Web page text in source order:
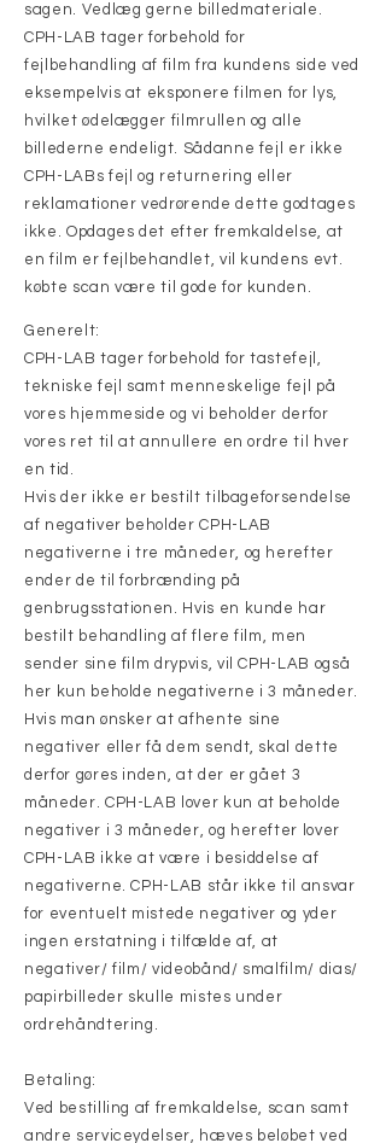
sagen. Vedlæg gerne billedmateriale.
CPH-LAB tager forbehold for
fejlbehandling af film fra kundens side ved
eksempelvis at eksponere filmen for lys,
hvilket ødelægger filmrullen og alle
billederne endeligt. Sådanne fejl er ikke
CPH-LABs fejl og returnering eller
reklamationer vedrørende dette godtages
ikke. Opdages det efter fremkaldelse, at
en film er fejlbehandlet, vil kundens evt.
købte scan være til gode for kunden.
Generelt:
CPH-LAB tager forbehold for tastefejl,
tekniske fejl samt menneskelige fejl på
vores hjemmeside og vi beholder derfor
vores ret til at annullere en ordre til hver
en tid.
Hvis der ikke er bestilt tilbageforsendelse
af negativer beholder CPH-LAB
negativerne i tre måneder, og herefter
ender de til forbrænding på
genbrugsstationen. Hvis en kunde har
bestilt behandling af flere film, men
sender sine film drypvis, vil CPH-LAB også
her kun beholde negativerne i 3 måneder.
Hvis man ønsker at afhente sine
negativer eller få dem sendt, skal dette
derfor gøres inden, at der er gået 3
måneder. CPH-LAB lover kun at beholde
negativer i 3 måneder, og herefter lover
CPH-LAB ikke at være i besiddelse af
negativerne. CPH-LAB står ikke til ansvar
for eventuelt mistede negativer og yder
ingen erstatning i tilfælde af, at
negativer/ film/ videobånd/ smalfilm/ dias/
papirbilleder skulle mistes under
ordrehåndtering.
Betaling:
Ved bestilling af fremkaldelse, scan samt
andre serviceydelser, hæves beløbet ved